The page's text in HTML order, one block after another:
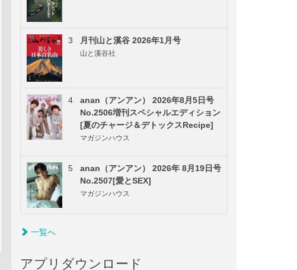
3 月刊山と溪谷 2026年1月号
山と溪谷社
4
anan（アンアン） 2026年8月5日号
No.2506増刊スペシャルエディション
[夏のチャージ＆デトックスRecipe]
マガジンハウス
5
anan（アンアン） 2026年 8月19日号
No.2507[愛とSEX]
マガジンハウス
一覧へ
アプリダウンロード